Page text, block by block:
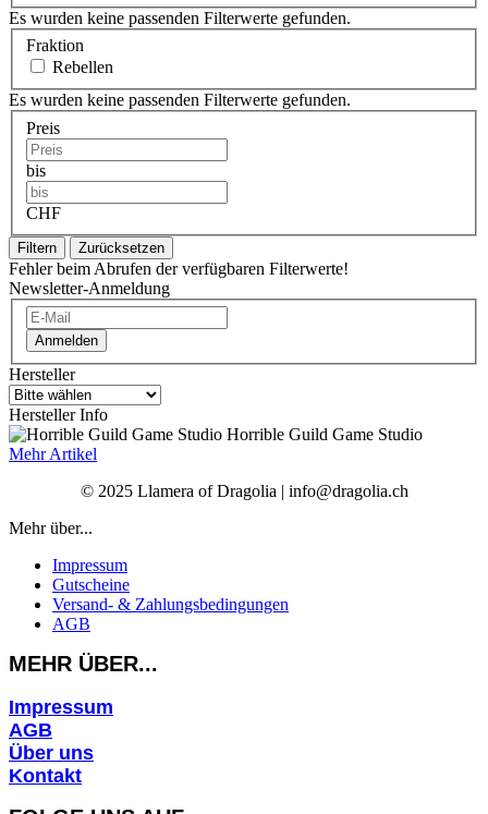
Es wurden keine passenden Filterwerte gefunden.
Fraktion
Rebellen
Es wurden keine passenden Filterwerte gefunden.
Preis
bis
CHF
Filtern Zurücksetzen
Fehler beim Abrufen der verfügbaren Filterwerte!
Newsletter-Anmeldung
Anmelden
Hersteller
Hersteller Info
Horrible Guild Game Studio
Mehr Artikel
© 2025 Llamera of Dragolia | info@dragolia.ch
Mehr über...
Impressum
Gutscheine
Versand- & Zahlungsbedingungen
AGB
MEHR ÜBER...
Impressum
AGB
Über uns
Kontakt